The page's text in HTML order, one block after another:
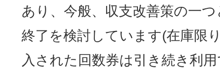
あり、今般、収支改善策の一
終了を検討しています(在庫限
入された回数券は引き続き利